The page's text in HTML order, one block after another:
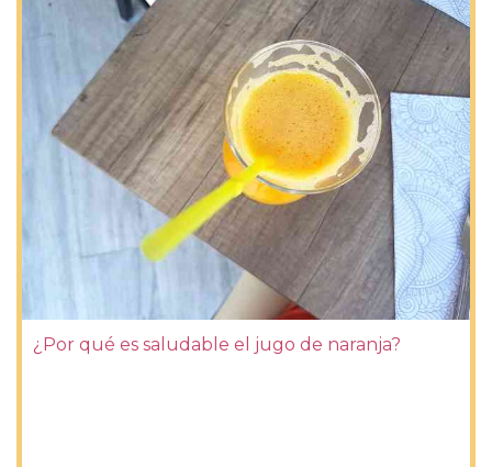
¿Por qué es saludable el jugo de naranja?